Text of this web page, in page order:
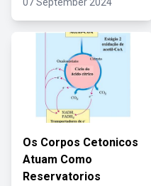
Os Corpos Cetonicos
Atuam Como
Reservatorios